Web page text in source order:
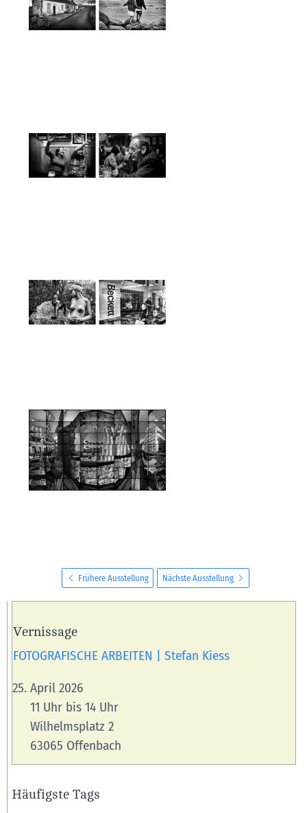
Frühere Ausstellung Nächste Ausstellung
Vernissage
FOTOGRAFISCHE ARBEITEN | Stefan Kiess
April 2026
11 Uhr bis 14 Uhr
Wilhelmsplatz 2
63065 Offenbach
Häufigste Tags